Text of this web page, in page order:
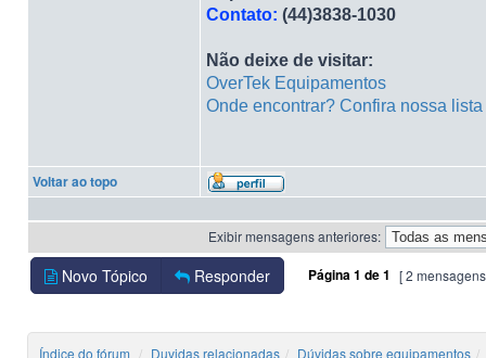
Contato: (44)3838-1030
Não deixe de visitar:
OverTek Equipamentos
Onde encontrar? Confira nossa
Voltar ao topo
Exibir mensagens anteriores:
Novo Tópico Responder Página1 de1 [ 2
Índice do fórum Duvidas relacionadas Dúvidas sobre equipamentos